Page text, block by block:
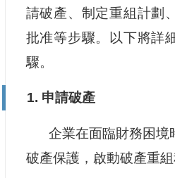
請破產、制定重組計劃
批准等步驟。以下將詳
驟。
1. 申請破產
企業在面臨財務困境
破產保護，啟動破產重